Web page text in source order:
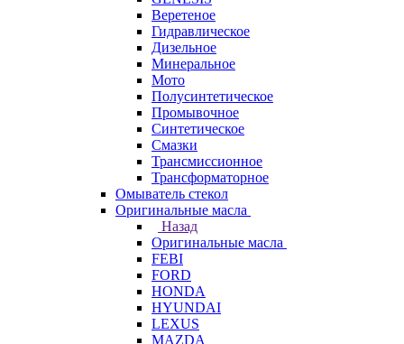
Веретеное
Гидравлическое
Дизельное
Минеральное
Мото
Полусинтетическое
Промывочное
Синтетическое
Смазки
Трансмиссионное
Трансформаторное
Омыватель стекол
Оригинальные масла
Назад
Оригинальные масла
FEBI
FORD
HONDA
HYUNDAI
LEXUS
MAZDA